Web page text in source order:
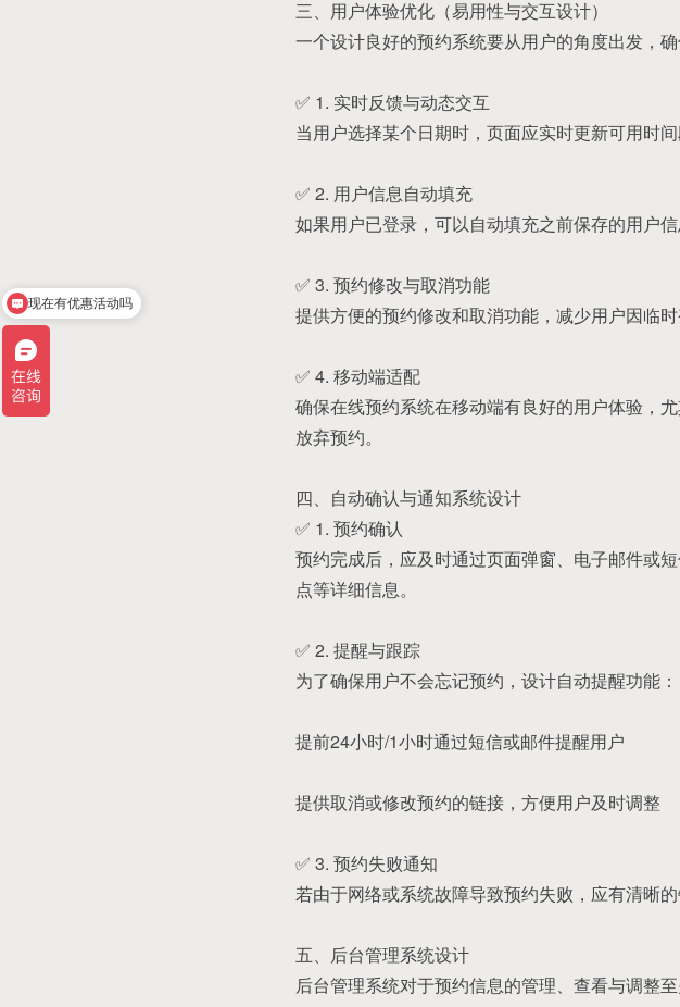
三、用户体验优化（易用性与交互设计）
一个设计良好的预约系统要从用户的角度出发，确
✅ 1. 实时反馈与动态交互
当用户选择某个日期时，页面应实时更新可用时
✅ 2. 用户信息自动填充
如果用户已登录，可以自动填充之前保存的用户
✅ 3. 预约修改与取消功能
提供方便的预约修改和取消功能，减少用户因临时
✅ 4. 移动端适配
确保在线预约系统在移动端有良好的用户体验，
放弃预约。
四、自动确认与通知系统设计
✅ 1. 预约确认
预约完成后，应及时通过页面弹窗、电子邮件或
点等详细信息。
✅ 2. 提醒与跟踪
为了确保用户不会忘记预约，设计自动提醒功能：
提前24小时/1小时通过短信或邮件提醒用户
提供取消或修改预约的链接，方便用户及时调整
✅ 3. 预约失败通知
若由于网络或系统故障导致预约失败，应有清晰
五、后台管理系统设计
后台管理系统对于预约信息的管理、查看与调整
现在有优惠活动吗